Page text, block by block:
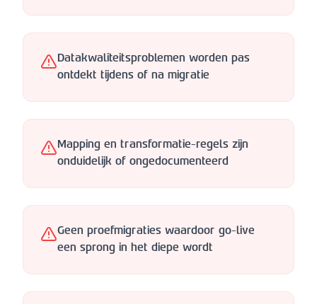
Datakwaliteitsproblemen worden pas
ontdekt tijdens of na migratie
Mapping en transformatie-regels zijn
onduidelijk of ongedocumenteerd
Geen proefmigraties waardoor go-live
een sprong in het diepe wordt